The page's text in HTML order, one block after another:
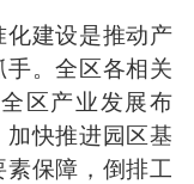
建设是推动产
。全区各相关
区产业发展布
快推进园区基
保障，倒排工